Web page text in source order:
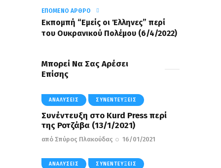
ΕΠΌΜΕΝΟ ΆΡΘΡΟ
Εκπομπή “Εμείς οι Έλληνες” περί
του Ουκρανικού Πολέμου (6/4/2022)
Μπορεί Να Σας Αρέσει
Επίσης
ΑΝΑΛΎΣΕΙΣ ΣΥΝΕΝΤΕΎΞΕΙΣ
Συνέντευξη στο Kurd Press περί
της Ροτζάβα (13/1/2021)
από Σπύρος Πλακούδας 16/01/2021
ΑΝΑΛΎΣΕΙΣ ΣΥΝΕΝΤΕΎΞΕΙΣ